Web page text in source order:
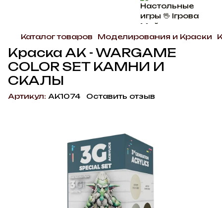
Каталог товаров Моделирования и Краски
Краска AK - WARGAME
COLOR SET КАМНИ И
СКАЛЫ
Артикул: AK1074 Оставить отзыв